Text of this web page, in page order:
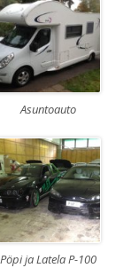
Asuntoauto
Pöpi ja Latela P-100